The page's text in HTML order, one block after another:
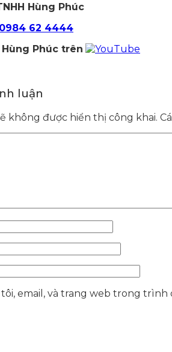
Hùng Phúc
0984 62 4444
Phúc trên
luận
không được hiển thị công khai.
email, và trang web trong